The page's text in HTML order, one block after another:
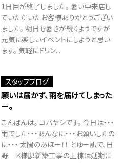
1日目が終了しました。 暑い中来店し
ていただいたお客様ありがとうござい
ました。 明日も暑さが続くようですが
元気に楽しいイベントにしようと思い
ます。 気軽にドリン...
スタッフブログ
願いは届かず、雨を届けてしまった
ー。
こんばんは。 コバヤシです。 今日は・・・
雨でした・・・あんなに・・・お願いしたの
に・・・ 太陽のあほー！！ とゆー訳で、日
野 Ｋ様邸新築工事の上棟は延期に